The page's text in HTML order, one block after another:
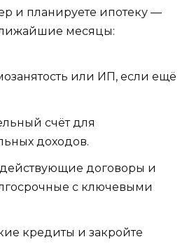
и планируете ипотеку —
месяцы:
или ИП, если ещё
счёт для
доходов.
договоры и
с ключевыми
кредиты и закройте